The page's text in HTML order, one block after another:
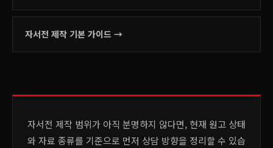
자서전 제작 기본 가이드 →
자서전 제작 범위가 아직 분명하지 않다면, 현재 원고 상태
와 자료 종류를 기준으로 먼저 상담 방향을 정리할 수 있습